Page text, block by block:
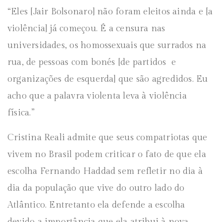
“Eles [Jair Bolsonaro] não foram eleitos ainda e [a
violência] já começou. É a censura nas
universidades, os homossexuais que surrados na
rua, de pessoas com bonés [de partidos e
organizações de esquerda] que são agredidos. Eu
acho que a palavra violenta leva à violência
física.”
Cristina Reali admite que seus compatriotas que
vivem no Brasil podem criticar o fato de que ela
escolha Fernando Haddad sem refletir no dia à
dia da população que vive do outro lado do
Atlântico. Entretanto ela defende a escolha